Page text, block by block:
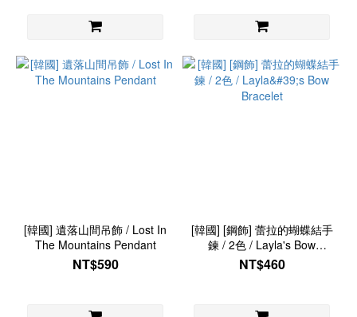
[韓國] 遺落山間吊飾 / Lost In
The Mountains Pendant
NT$590
[韓國] [鋼飾] 蕾拉的蝴蝶結手
鍊 / 2色 / Layla's Bow
Bracelet
NT$460